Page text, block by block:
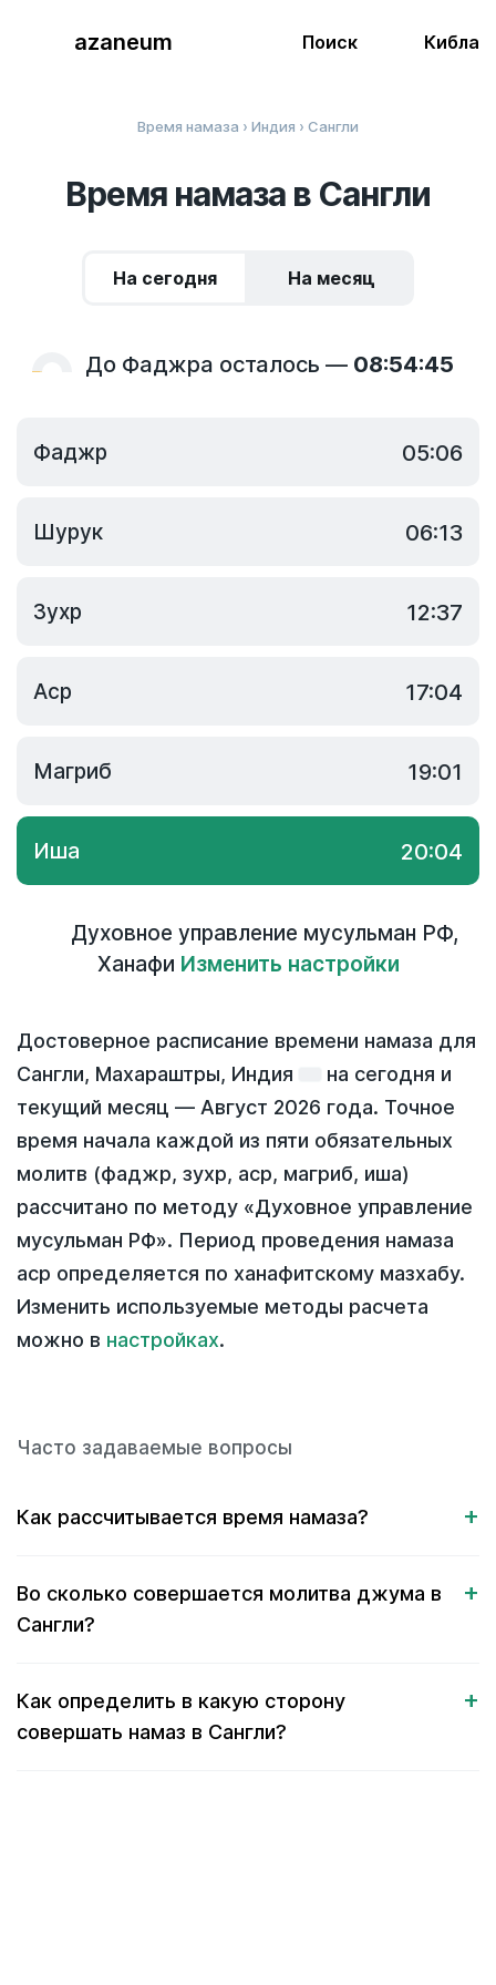
azaneum Поиск Кибла
Время намаза › Индия › Сангли
Время намаза в Сангли
На сегодня На месяц
До Фаджра осталось — 08:54:45
Фаджр 05:06
Шурук 06:13
Зухр 12:37
Аср 17:04
Магриб 19:01
Иша 20:04
Духовное управление мусульман РФ,
Ханафи Изменить настройки
Достоверное расписание времени намаза для
Сангли, Махараштры, Индия
на сегодня и
текущий месяц — Август 2026 года. Точное
время начала каждой из пяти обязательных
молитв (фаджр, зухр, аср, магриб, иша)
рассчитано по методу «Духовное управление
мусульман РФ». Период проведения намаза
аср определяется по ханафитскому мазхабу.
Изменить используемые методы расчета
можно в настройках.
Часто задаваемые вопросы
Как рассчитывается время намаза?
Во сколько совершается молитва джума в
Сангли?
Как определить в какую сторону
совершать намаз в Сангли?